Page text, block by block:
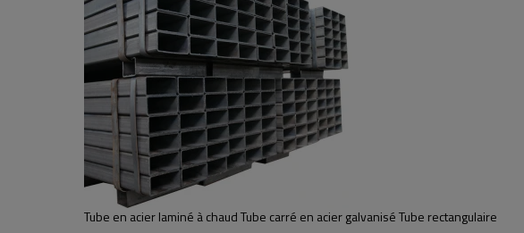
Tube en acier laminé à chaud Tube carré en acier galvanisé Tube rectangulaire